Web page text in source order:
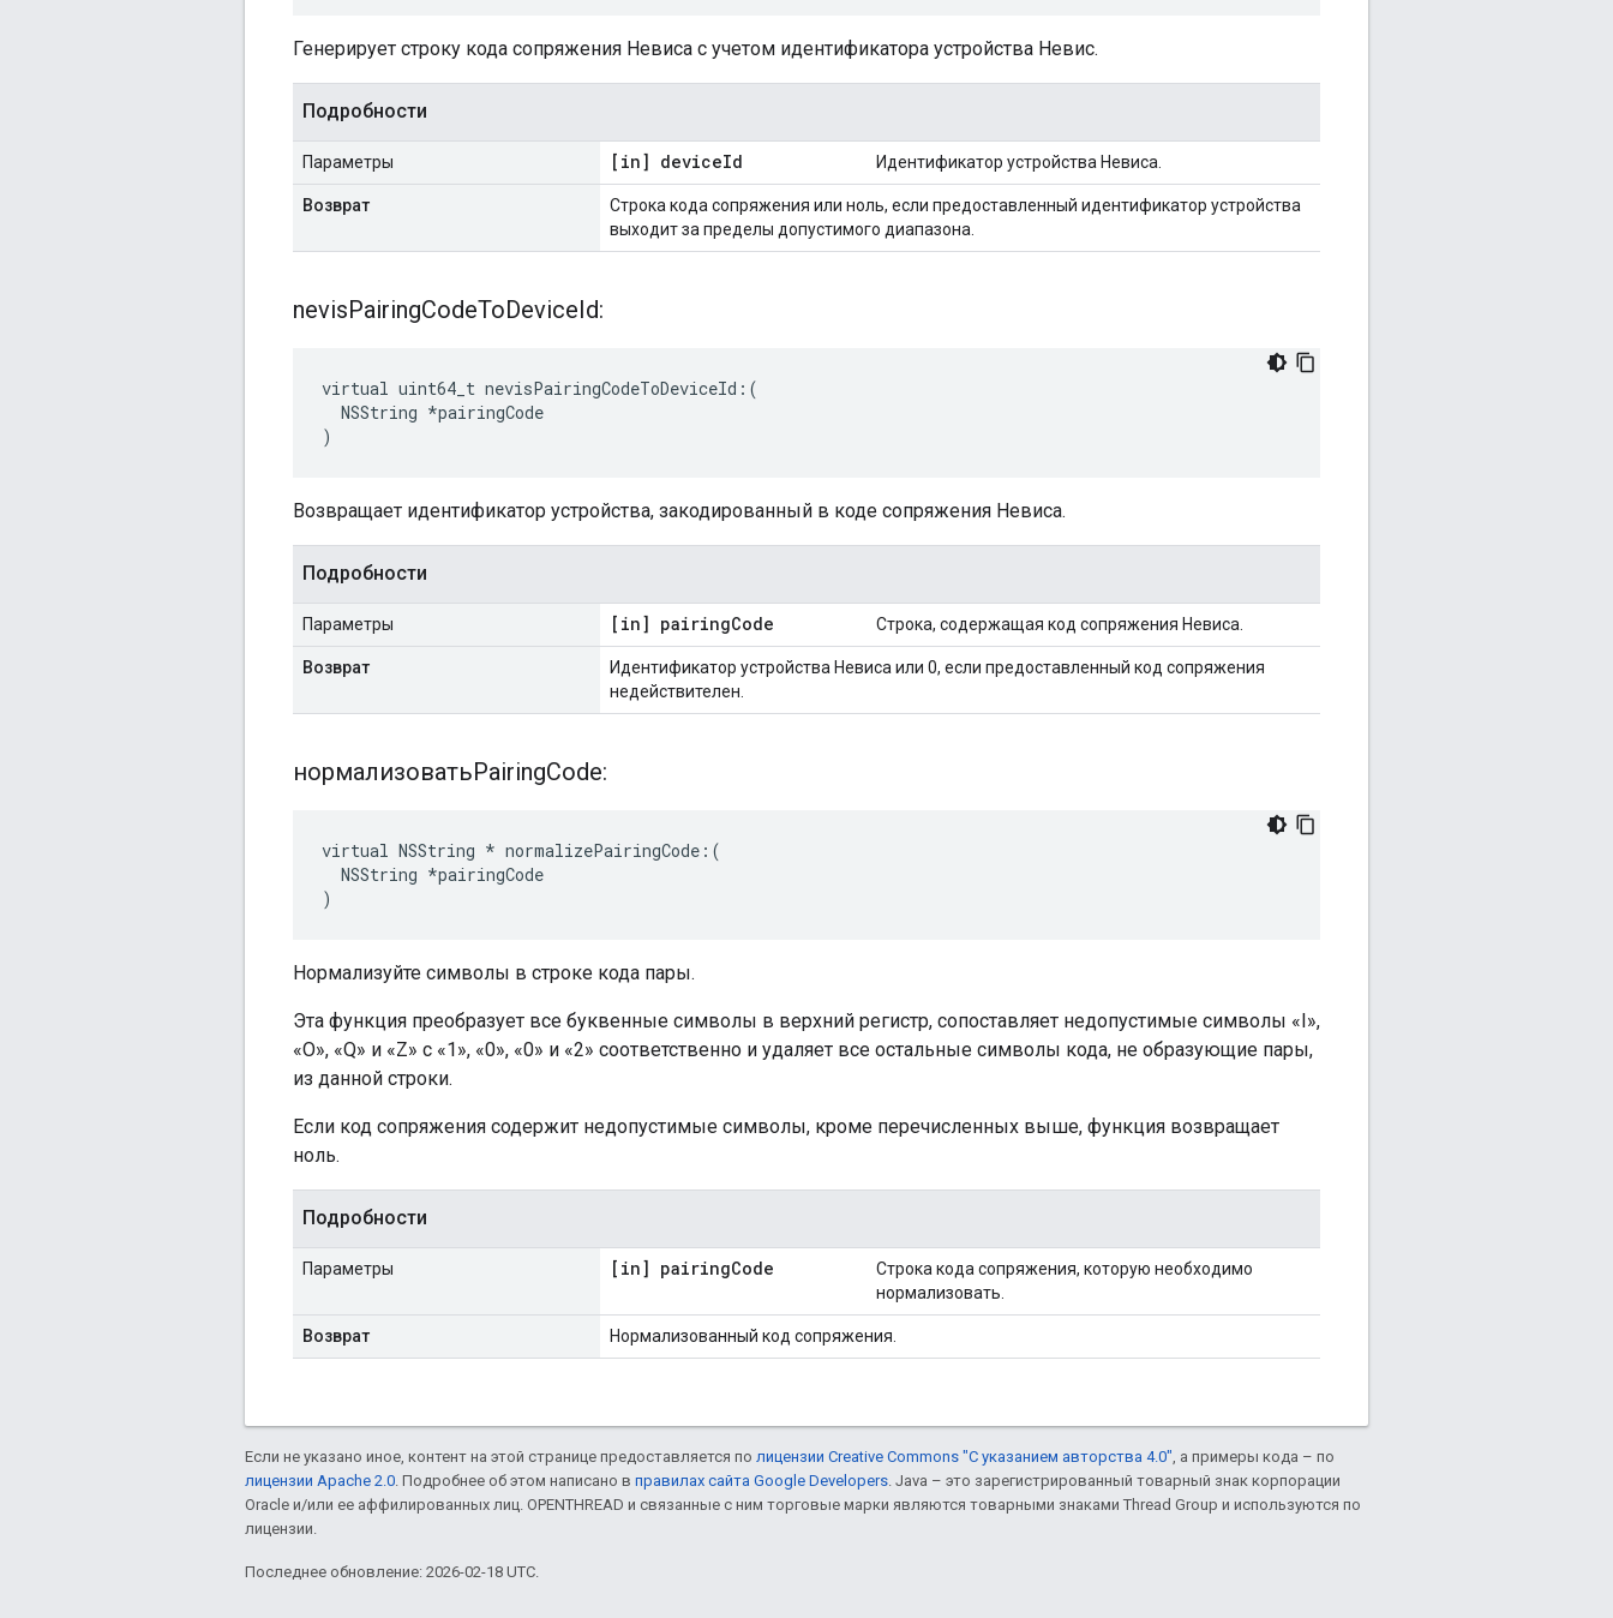
Генерирует строку кода сопряжения Невиса с учетом идентификатора устройства Невис.
Подробности
Параметры [in] deviceId Идентификатор устройства Невиса.
Возврат
Строка кода сопряжения или ноль, если предоставленный идентификатор устройства
выходит за пределы допустимого диапазона.
nevisPairingCodeToDeviceId:
virtual uint64_t nevisPairingCodeToDeviceId:(
  NSString *pairingCode
)
Возвращает идентификатор устройства, закодированный в коде сопряжения Невиса.
Подробности
Параметры [in] pairingCode Строка, содержащая код сопряжения Невиса.
Возврат
Идентификатор устройства Невиса или 0, если предоставленный код сопряжения
недействителен.
нормализоватьPairingCode:
virtual NSString * normalizePairingCode:(
  NSString *pairingCode
)
Нормализуйте символы в строке кода пары.
Эта функция преобразует все буквенные символы в верхний регистр, сопоставляет недопустимые символы «I»,
«O», «Q» и «Z» с «1», «0», «0» и «2» соответственно и удаляет все остальные символы кода, не образующие пары,
из данной строки.
Если код сопряжения содержит недопустимые символы, кроме перечисленных выше, функция возвращает
ноль.
Подробности
Параметры [in] pairingCode
Строка кода сопряжения, которую необходимо
нормализовать.
Возврат Нормализованный код сопряжения.
Если не указано иное, контент на этой странице предоставляется по лицензии Creative Commons "С указанием авторства 4.0", а примеры кода – по
лицензии Apache 2.0. Подробнее об этом написано в правилах сайта Google Developers. Java – это зарегистрированный товарный знак корпорации
Oracle и/или ее аффилированных лиц. OPENTHREAD и связанные с ним торговые марки являются товарными знаками Thread Group и используются по
лицензии.
Последнее обновление: 2026-02-18 UTC.